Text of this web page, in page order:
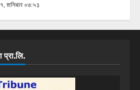
शनिबार ०७:५३
प्रा.लि.